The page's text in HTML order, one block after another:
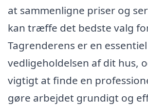
at sammenligne priser og
kan træffe det bedste valg
Tagrenderens er en
vedligeholdelsen af dit hus,
vigtigt at finde en
gøre arbejdet grundigt og